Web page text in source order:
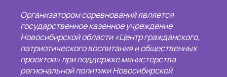
Организатором соревнований является
государственное казенное учреждение
Новосибирской области «Центр гражданского,
патриотического воспитания и общественных
проектов» при поддержке министерства
региональной политики Новосибирской